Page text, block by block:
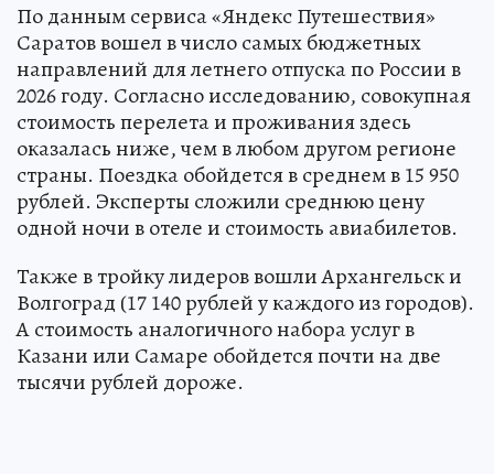
По данным сервиса «Яндекс Путешествия»
Саратов вошел в число самых бюджетных
направлений для летнего отпуска по России в
2026 году. Согласно исследованию, совокупная
стоимость перелета и проживания здесь
оказалась ниже, чем в любом другом регионе
страны. Поездка обойдется в среднем в 15 950
рублей. Эксперты сложили среднюю цену
одной ночи в отеле и стоимость авиабилетов.
Также в тройку лидеров вошли Архангельск и
Волгоград (17 140 рублей у каждого из городов).
А стоимость аналогичного набора услуг в
Казани или Самаре обойдется почти на две
тысячи рублей дороже.